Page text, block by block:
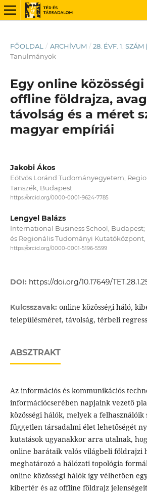
FŐOLDAL / ARCHÍVUM / 28. ÉVF. 1. SZÁM
Tanulmányok
Egy online
offline földrajza,
távolság és a méret
magyar empíriái
Jakobi Ákos
Eötvös Loránd Tudományegyetem,
Tanszék, Budapest
https://orcid.org/0000-0001-9624-7785
Lengyel Balázs
International Business School, Budapest;
és Regionális Tudományi
https://orcid.org/0000-0001-5196-5599
DOI: https://doi.org/10.17649/
Kulcsszavak: online közösségi háló,
településméret, távolság, térbeli
ABSZTRAKT
Az információs és kommunikációs
információcserében napjaink vezető
közösségi hálók, melyek a
független társadalmi élet lehetőségét
kutatások ugyanakkor arra utalnak,
online barátaik valós világbeli földrajzi
meghatározó a hálózati topológia
online közösségi hálók így vélhetően
kibertér és az offline földrajz